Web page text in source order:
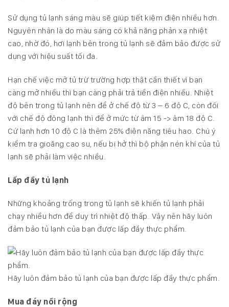
Sử dụng tủ lạnh sáng màu sẽ giúp tiết kiệm điện nhiều hơn.
Nguyên nhân là do màu sáng có khả năng phản xạ nhiệt
cao, nhờ đó, hơi lạnh bên trong tủ lạnh sẽ đảm bảo được sử
dụng với hiệu suất tối đa.
Hạn chế việc mở tủ trừ trường hợp thật cần thiết vì bạn
càng mở nhiều thì bạn càng phải trả tiền điện nhiều. Nhiệt
độ bên trong tủ lạnh nên để ở chế độ từ 3 – 6 độ C, còn đối
với chế độ đông lạnh thì để ở mức từ âm 15 -> âm 18 độ C.
Cứ lạnh hơn 10 độ C là thêm 25% điện năng tiêu hao. Chú ý
kiểm tra gioăng cao su, nếu bị hở thì bộ phận nén khí của tủ
lạnh sẽ phải làm việc nhiều.
Lấp đầy tủ lạnh
Những khoảng trống trong tủ lạnh sẽ khiến tủ lạnh phải
chạy nhiều hơn để duy trì nhiệt độ thấp. Vậy nên hãy luôn
đảm bảo tủ lạnh của bạn được lấp đầy thực phẩm.
Hãy luôn đảm bảo tủ lạnh của bạn được lấp đầy thực phẩm.
Mua đáy nồi rộng